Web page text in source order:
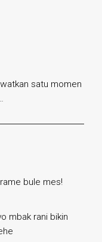
satu momen
bule mes!
mbak rani bikin